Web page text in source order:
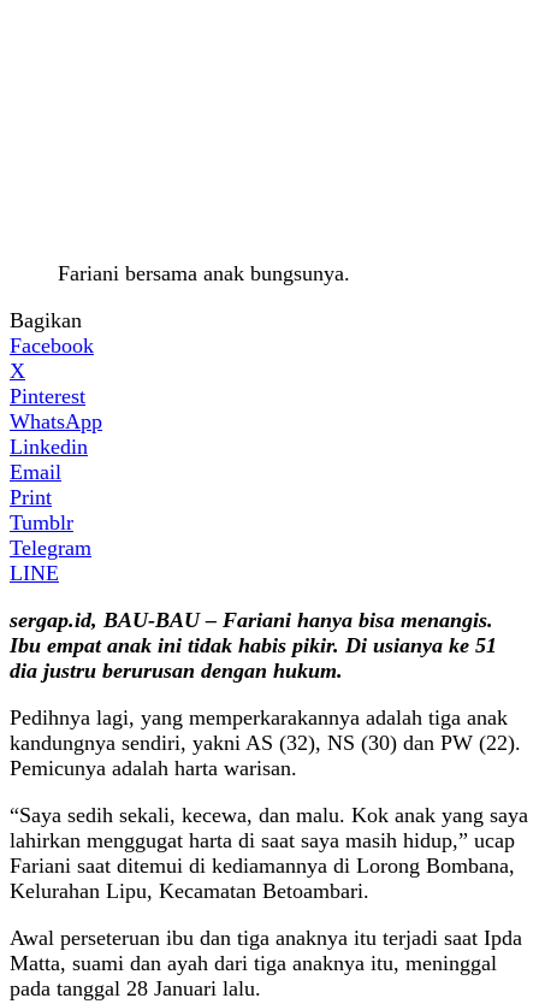
Fariani bersama anak bungsunya.
Bagikan
Facebook
X
Pinterest
WhatsApp
Linkedin
Email
Print
Tumblr
Telegram
LINE
sergap.id, BAU-BAU – Fariani hanya bisa menangis.
Ibu empat anak ini tidak habis pikir. Di usianya ke 51
dia justru berurusan dengan hukum.
Pedihnya lagi, yang memperkarakannya adalah tiga anak
kandungnya sendiri, yakni AS (32), NS (30) dan PW (22).
Pemicunya adalah harta warisan.
“Saya sedih sekali, kecewa, dan malu. Kok anak yang saya
lahirkan menggugat harta di saat saya masih hidup,” ucap
Fariani saat ditemui di kediamannya di Lorong Bombana,
Kelurahan Lipu, Kecamatan Betoambari.
Awal perseteruan ibu dan tiga anaknya itu terjadi saat Ipda
Matta, suami dan ayah dari tiga anaknya itu, meninggal
pada tanggal 28 Januari lalu.